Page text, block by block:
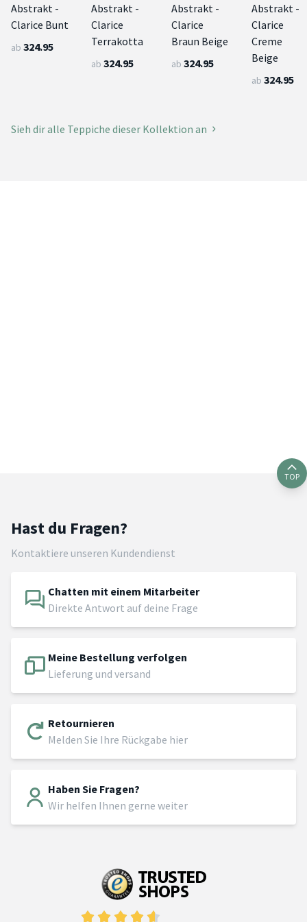
Abstrakt -
Clarice Bunt
ab 324.95
Abstrakt -
Clarice
Terrakotta
ab 324.95
Abstrakt -
Clarice
Braun Beige
ab 324.95
Abstrakt -
Clarice
Creme
Beige
ab 324.95
Sieh dir alle Teppiche dieser Kollektion an
TOP
Hast du Fragen?
Kontaktiere unseren Kundendienst
Chatten mit einem Mitarbeiter
Direkte Antwort auf deine Frage
Meine Bestellung verfolgen
Lieferung und versand
Retournieren
Melden Sie Ihre Rückgabe hier
Haben Sie Fragen?
Wir helfen Ihnen gerne weiter